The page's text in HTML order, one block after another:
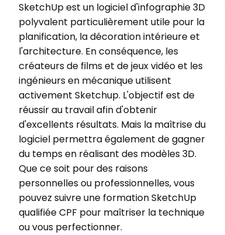
SketchUp est un logiciel d'infographie 3D
polyvalent particulièrement utile pour la
planification, la décoration intérieure et
l'architecture. En conséquence, les
créateurs de films et de jeux vidéo et les
ingénieurs en mécanique utilisent
activement Sketchup. L'objectif est de
réussir au travail afin d'obtenir
d'excellents résultats. Mais la maîtrise du
logiciel permettra également de gagner
du temps en réalisant des modèles 3D.
Que ce soit pour des raisons
personnelles ou professionnelles, vous
pouvez suivre une formation SketchUp
qualifiée CPF pour maîtriser la technique
ou vous perfectionner.